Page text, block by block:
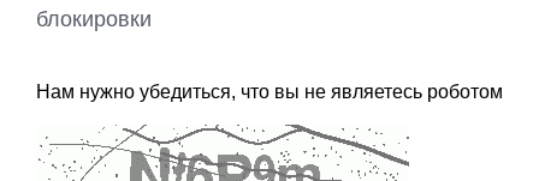
блокировки
Нам нужно убедиться, что вы не являетесь роботом